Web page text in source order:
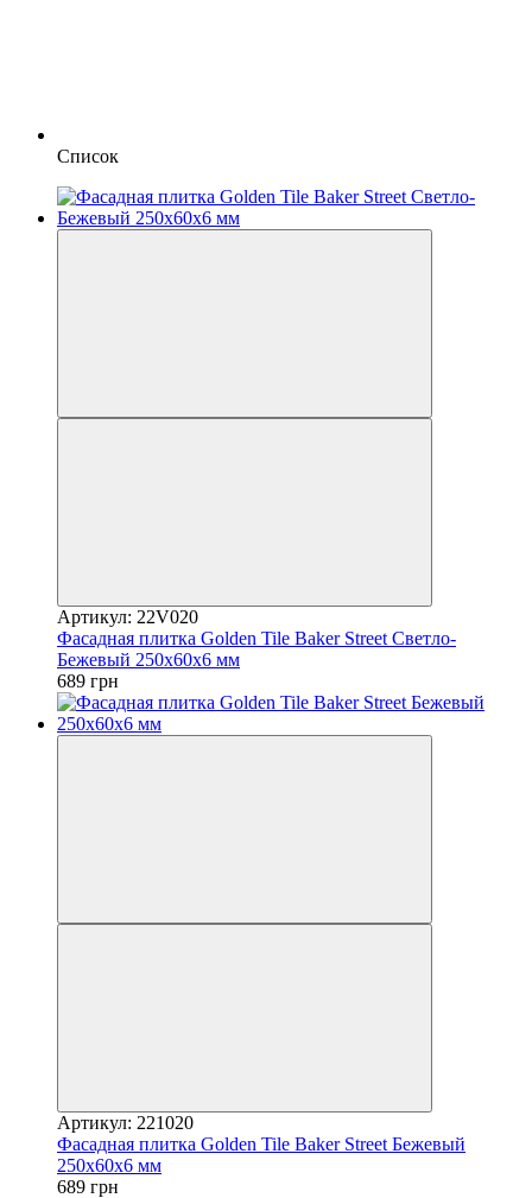
Список
Артикул: 22V020
Фасадная плитка Golden Tile Baker Street Светло-
Бежевый 250х60х6 мм
689 грн
Артикул: 221020
Фасадная плитка Golden Tile Baker Street Бежевый
250х60х6 мм
689 грн